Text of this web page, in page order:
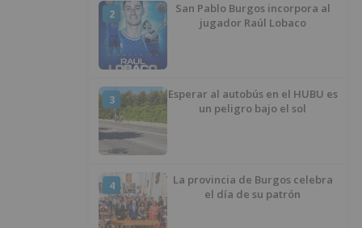
2
San Pablo Burgos incorpora al
jugador Raúl Lobaco
3
Esperar al autobús en el HUBU es
un peligro bajo el sol
4
La provincia de Burgos celebra
el día de su patrón